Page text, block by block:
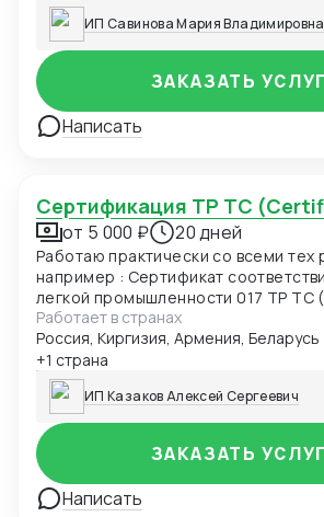
ИП Савинова Мария Владимировна
Написать
ЗАКАЗАТЬ
Сертификация ТР ТС
от 5 000 ₽ 20 дней
Работаю практически со всеми тех
например : Сертификат соответствия на продукцию
легкой промышленности 017 ТР ТС
Сертификат соответствия О
продукции, предназначенной для
подростков 007 ТР ТС (детская
Сертификат соответствия О
низковольтного оборудования 004
Сертификат соответствия
совместимость технических
Сертификат соответствия О
КОЛЕСНЫХ ТРАНСПОРТНЫХ
Декларация соответствия ГОСТ, ЕАС Отказные
Работает в странах
Россия, Киргизия, Армения, Беларусь
+1 страна
ИП Казаков Алексей Сергеевич
Написать
ЗАКАЗАТЬ